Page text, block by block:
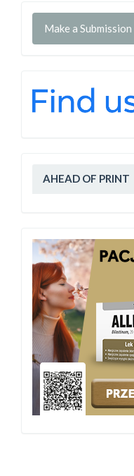
Make a Submission
AHEAD OF PRINT